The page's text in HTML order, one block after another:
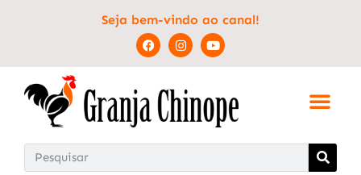
Seja bem-vindo ao canal!